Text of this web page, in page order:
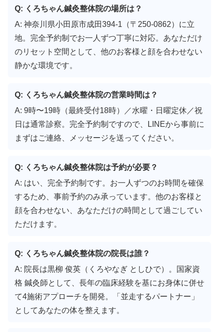
Q: くろちゃん鍼灸整体院の場所は？
A: 神奈川県小田原市成田394-1（〒250-0862）に立
地。完全予約制でお一人ずつ丁寧に対応。あなただけ
のリセット空間として、他のお客様と顔を合わせない
静かな環境です。
Q: くろちゃん鍼灸整体院の営業時間は？
A: 9時〜19時（最終受付18時）／水曜・日曜定休／祝
日は通常診察。完全予約制ですので、LINEから事前に
まずはご連絡、メッセージを送ってください。
Q: くろちゃん鍼灸整体院は予約が必要？
A: はい、完全予約制です。お一人ずつのお時間を確保
するため、事前予約のみ承っています。他のお客様と
顔を合わせない、あなただけの時間として過ごしてい
ただけます。
Q: くろちゃん鍼灸整体院の院長は誰？
A: 院長は黒柳 俊英（くろやなぎ としひで）。国家資
格 鍼灸師として、長年の臨床経験を基にお身体に併せ
て4施術アプローチを開発。「並走するパートナー」
としてあなたの体を整えます。